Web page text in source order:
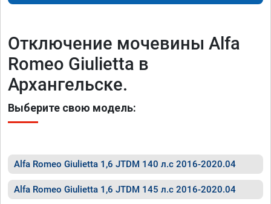
Отключение мочевины Alfa
Romeo Giulietta в
Архангельске.
Выберите свою модель:
Alfa Romeo Giulietta 1,6 JTDM 140 л.с 2016-2020.04
Alfa Romeo Giulietta 1,6 JTDM 145 л.с 2016-2020.04